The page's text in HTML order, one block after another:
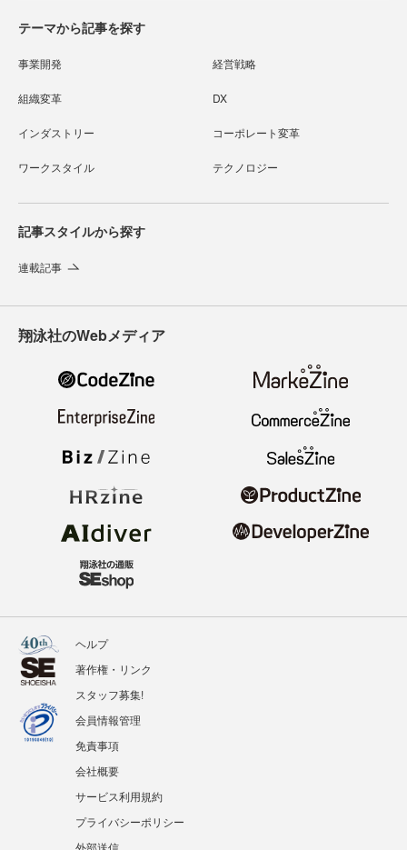
テーマから記事を探す
事業開発 経営戦略
組織変革 DX
インダストリー コーポレート変革
ワークスタイル テクノロジー
記事スタイルから探す
連載記事
翔泳社のWebメディア
ヘルプ
著作権・リンク
スタッフ募集!
会員情報管理
免責事項
会社概要
サービス利用規約
プライバシーポリシー
外部送信